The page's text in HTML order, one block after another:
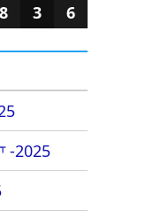
8 3 6
-2025